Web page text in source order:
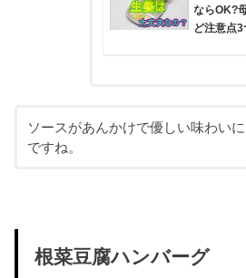
ならOK?
ど注意点3
ソースがあんかけで優しい味わいに
ですね。
根菜豆腐ハンバーグ